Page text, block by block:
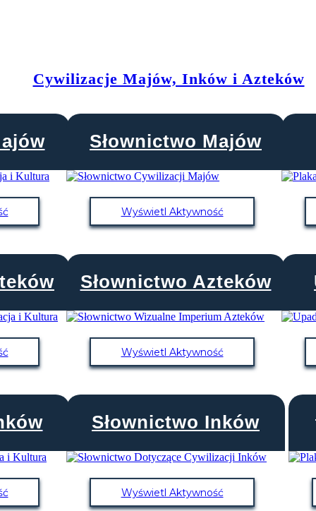
Cywilizacje Majów, Inków i Azteków
Słownictwo Majów
Wyświetl Aktywność
Słownictwo Azteków
Wyświetl Aktywność
Słownictwo Inków
Wyświetl Aktywność